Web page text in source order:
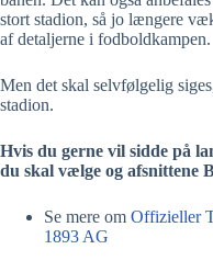
stort stadion, så jo længere
af detaljerne i fodboldkampen.
Men det skal selvfølgelig
stadion.
Hvis du gerne vil sidde på
du skal vælge og afsnittene
Se mere om Offizieller
1893 AG